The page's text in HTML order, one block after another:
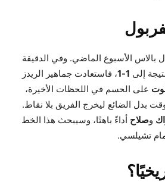
بالاس الأسبوع الماضي. وفي الدقيقة
إلى 1-1
، فاستعادت جماهير الريدز
على الحسم في اللحظات الأخيرة،
بدل الضائع ليخرج الفريق بلا نقاط.
وصلاح أداءً باهتًا، وسيبحث هذا الخط
تشيلسي.